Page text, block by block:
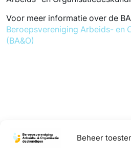
Beheer
Voor meer informatie over de
Beroepsvereniging Arbeids- en
(BA&O)